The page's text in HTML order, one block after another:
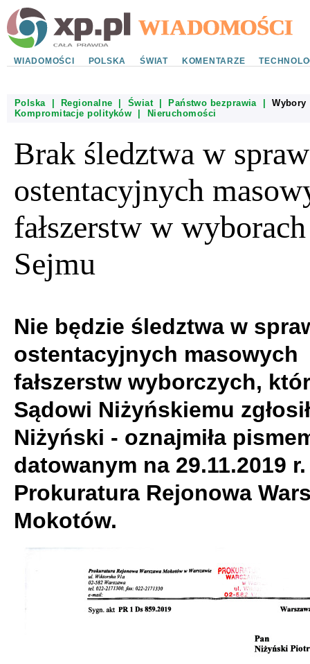
WIADOMOŚCI POLSKA ŚWIAT KOMENTARZE
Polska| Regionalne Świat| Państwo bezprawia|Wybory
Kompromitacje polityków
Nieruchomości
Brak śledztwa w
ostentacyjnych
fałszerstw w
Sejmu
Nie będzie śledztwa w
ostentacyjnych masowych
fałszerstw wyborczych,
Sądowi Niżyńskiemu
Niżyński - oznajmiła
datowanym na 29.11.2019 r.
Prokuratura Rejonowa
Mokotów.